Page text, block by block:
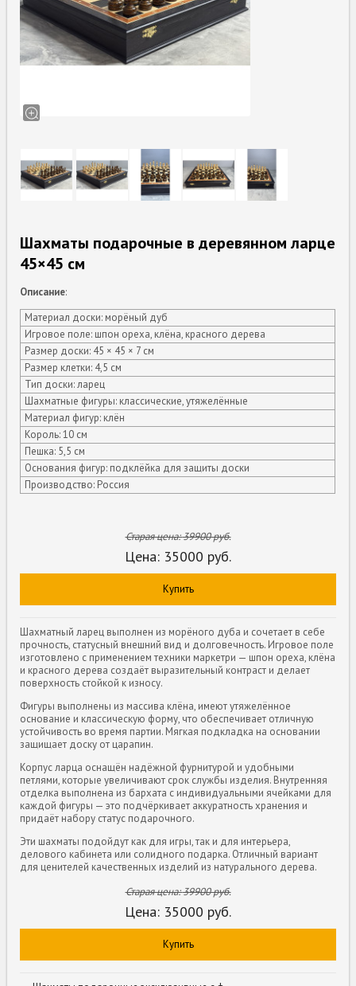
Шахматы подарочные в деревянном ларце
45×45 см
Описание:
Материал доски: морёный дуб
Игровое поле: шпон ореха, клёна, красного дерева
Размер доски: 45 × 45 × 7 см
Размер клетки: 4,5 см
Тип доски: ларец
Шахматные фигуры: классические, утяжелённые
Материал фигур: клён
Король: 10 см
Пешка: 5,5 см
Основания фигур: подклёйка для защиты доски
Производство: Россия
Старая цена:39900руб.
Цена: 35000 руб.
Купить
Шахматный ларец выполнен из морёного дуба и сочетает в себе
прочность, статусный внешний вид и долговечность. Игровое поле
изготовлено с применением техники маркетри — шпон ореха, клёна
и красного дерева создаёт выразительный контраст и делает
поверхность стойкой к износу.
Фигуры выполнены из массива клёна, имеют утяжелённое
основание и классическую форму, что обеспечивает отличную
устойчивость во время партии. Мягкая подкладка на основании
защищает доску от царапин.
Корпус ларца оснащён надёжной фурнитурой и удобными
петлями, которые увеличивают срок службы изделия. Внутренняя
отделка выполнена из бархата с индивидуальными ячейками для
каждой фигуры — это подчёркивает аккуратность хранения и
придаёт набору статус подарочного.
Эти шахматы подойдут как для игры, так и для интерьера,
делового кабинета или солидного подарка. Отличный вариант
для ценителей качественных изделий из натурального дерева.
Старая цена:39900руб.
Цена: 35000 руб.
Купить